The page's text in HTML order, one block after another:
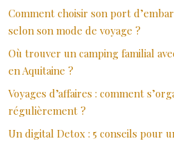
Comment choisir son port
selon son mode de voyage ?
Où trouver un camping familial
en Aquitaine ?
Voyages d’affaires : comment
régulièrement ?
Un digital Detox : 5 conseils pour